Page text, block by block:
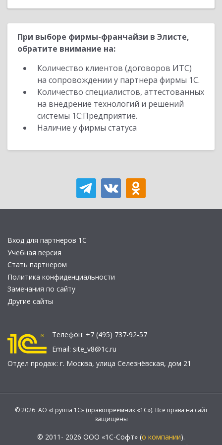
При выборе фирмы-франчайзи в Элисте,
обратите внимание на:
Количество клиентов (договоров ИТС)
на сопровождении у партнера фирмы 1С.
Количество специалистов, аттестованных
на внедрение технологий и решений
системы 1С:Предприятие.
Наличие у фирмы статуса
Вход для партнеров 1С
Учебная версия
Стать партнером
Политика конфиденциальности
Замечания по сайту
Другие сайты
Телефон: +7 (495) 737-92-57
Email: site_v8@1c.ru
Отдел продаж: г. Москва, улица Селезнёвская, дом 21
© 2026 АО «Группа 1С» (правопреемник «1С»). Все права на сайт
защищены
© 2011- 2026 ООО «1С-Софт» (о компании).